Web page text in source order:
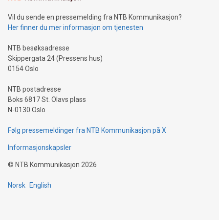
Vil du sende en pressemelding fra NTB Kommunikasjon?
Her finner du mer informasjon om tjenesten
NTB besøksadresse
Skippergata 24 (Pressens hus)
0154 Oslo
NTB postadresse
Boks 6817 St. Olavs plass
N-0130 Oslo
Følg pressemeldinger fra NTB Kommunikasjon på X
Informasjonskapsler
© NTB Kommunikasjon 2026
Norsk English